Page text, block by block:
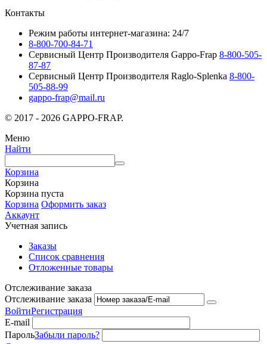
Контакты
Режим работы интернет-магазина: 24/7
8-800-700-84-71
Сервисный Центр Производителя Gappo-Frap 8-800-505-
87-87
Сервисный Центр Производителя Raglo-Splenka 8-800-
505-88-99
gappo-frap@mail.ru
© 2017 - 2026 GAPPO-FRAP.
Меню
Найти
Корзина
Корзина
Корзина пуста
Корзина Оформить заказ
Аккаунт
Учетная запись
Заказы
Список сравнения
Отложенные товары
Отслеживание заказа
Отслеживание заказа
ВойтиРегистрация
E-mail
ПарольЗабыли пароль?